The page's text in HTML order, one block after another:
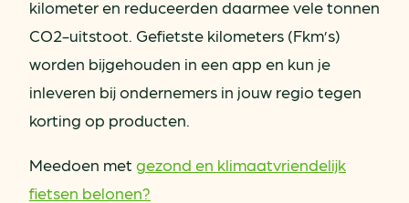
kilometer en reduceerden daarmee vele tonnen
CO2-uitstoot. Gefietste kilometers (Fkm’s)
worden bijgehouden in een app en kun je
inleveren bij ondernemers in jouw regio tegen
korting op producten.
Meedoen met gezond en klimaatvriendelijk
fietsen belonen?